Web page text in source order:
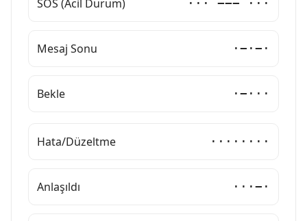
SOS (Acil Durum) ··· −−− ···
Mesaj Sonu ·−·−·
Bekle ·−···
Hata/Düzeltme ········
Anlaşıldı ···−·